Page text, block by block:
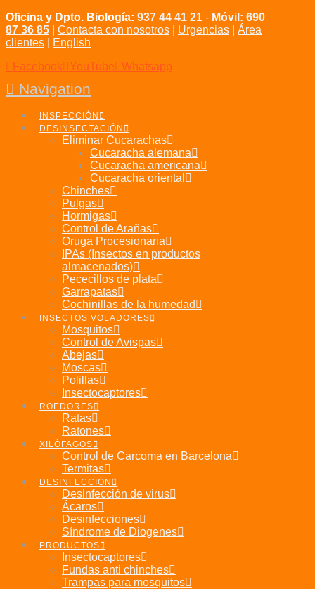
Oficina y Dpto. Biología: 937 44 41 21 - Móvil: 690
87 36 85
Contacta con nosotros Urgencias
Área
clientes
English
Facebook
YouTube Whatsapp
Navigation
INSPECCIÓN
DESINSECTACIÓN
Eliminar Cucarachas
Cucaracha alemana
Cucaracha americana
Cucaracha oriental
Chinches
Pulgas
Hormigas
Control de Arañas
Oruga Procesionaria
IPAs (Insectos en productos
almacenados)
Pececillos de plata
Garrapatas
Cochinillas de la humedad
INSECTOS VOLADORES
Mosquitos
Control de Avispas
Abejas
Moscas
Polillas
Insectocaptores
ROEDORES
Ratas
Ratones
XILÓFAGOS
Control de Carcoma en Barcelona
Termitas
DESINFECCIÓN
Desinfección de virus
Ácaros
Desinfecciones
Síndrome de Diogenes
PRODUCTOS
Insectocaptores
Fundas anti chinches
Trampas para mosquitos